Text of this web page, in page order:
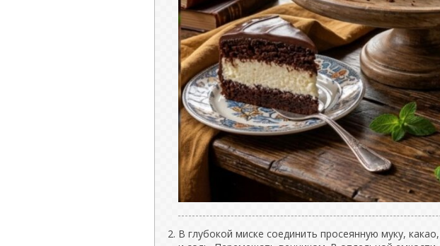
В глубокой миске соединить просеянную муку,